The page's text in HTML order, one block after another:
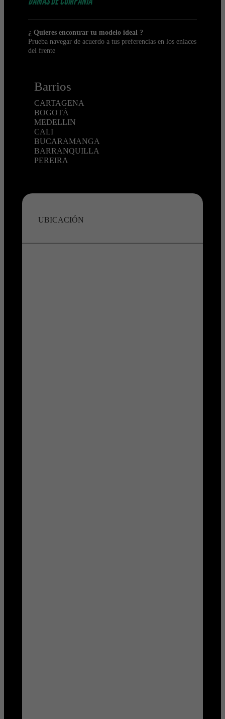
¿ Quieres encontrar tu modelo ideal ?
Prueba navegar de acuerdo a tus preferencias en los enlaces
del frente
Barrios
CARTAGENA
BOGOTÁ
MEDELLIN
CALI
BUCARAMANGA
BARRANQUILLA
PEREIRA
UBICACIÓN